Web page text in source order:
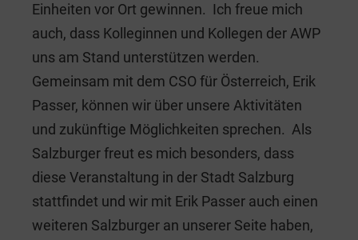
Einheiten vor Ort gewinnen. Ich freue mich
auch, dass Kolleginnen und Kollegen der AWP
uns am Stand unterstützen werden.
Gemeinsam mit dem CSO für Österreich, Erik
Passer, können wir über unsere Aktivitäten
und zukünftige Möglichkeiten sprechen. Als
Salzburger freut es mich besonders, dass
diese Veranstaltung in der Stadt Salzburg
stattfindet und wir mit Erik Passer auch einen
weiteren Salzburger an unserer Seite haben,